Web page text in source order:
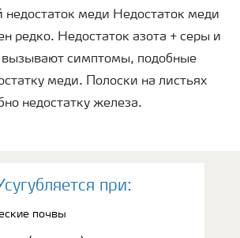
недостаток меди Недостаток меди
редко. Недостаток азота + серы и
вызывают симптомы, подобные
меди. Полоски на листьях
недостатку железа.
при:
почвы